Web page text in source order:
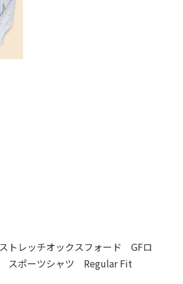
トレッチオックスフォード GFロ
ポーツシャツ Regular Fit